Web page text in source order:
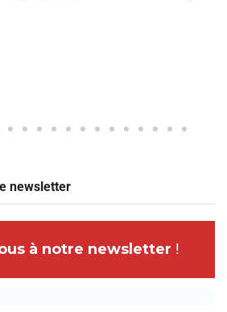
newsletter
à notre newsletter !